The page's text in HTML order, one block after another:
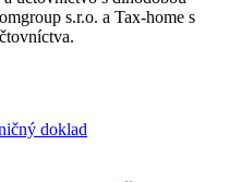
s.r.o. a Tax-home s
doklad